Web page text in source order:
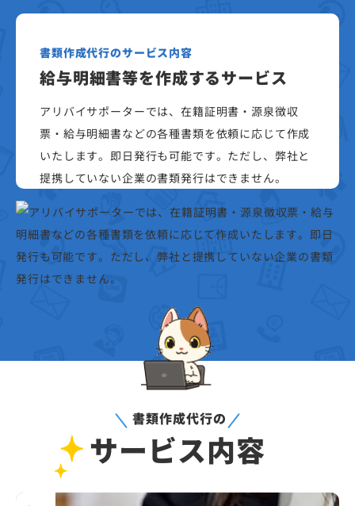
書類作成代行のサービス内容
給与明細書等を作成するサービス
アリバイサポーターでは、在籍証明書・源泉徴収
票・給与明細書などの各種書類を依頼に応じて作成
いたします。即日発行も可能です。ただし、弊社と
提携していない企業の書類発行はできません。
書類作成代行の
サービス内容